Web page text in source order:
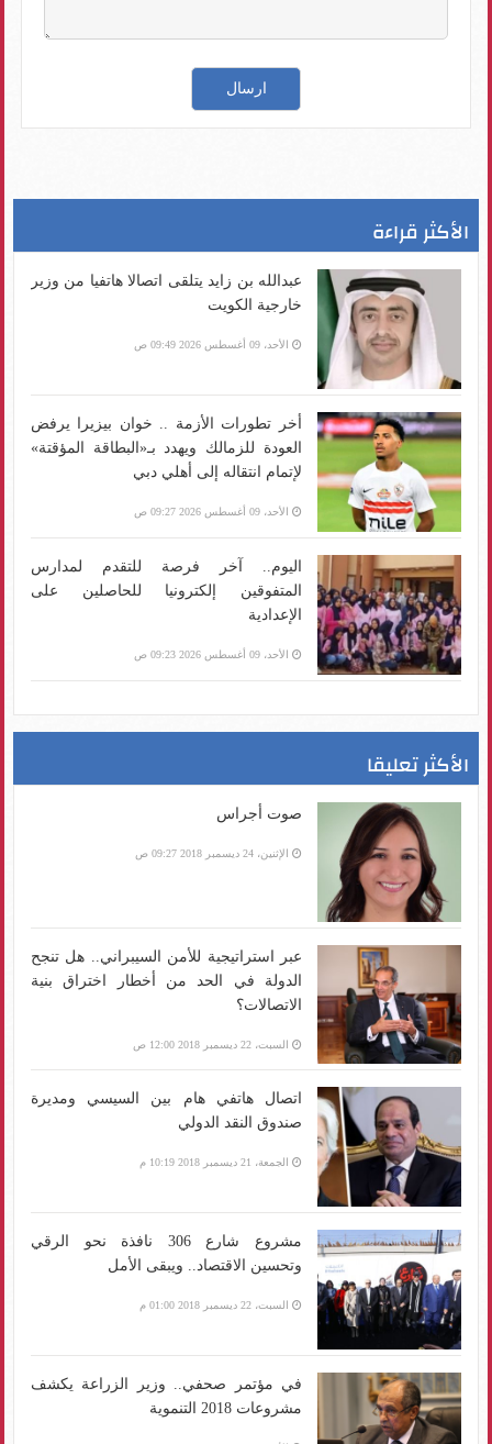
الأكثر قراءة
عبدالله بن زايد يتلقى اتصالا هاتفيا من وزير
خارجية الكويت
الأحد، 09 أغسطس 2026 09:49 ص
أخر تطورات الأزمة .. خوان بيزيرا يرفض
العودة للزمالك ويهدد بـ«البطاقة المؤقتة»
لإتمام انتقاله إلى أهلي دبي
الأحد، 09 أغسطس 2026 09:27 ص
اليوم.. آخر فرصة للتقدم لمدارس
المتفوقين إلكترونيا للحاصلين على
الإعدادية
الأحد، 09 أغسطس 2026 09:23 ص
الأكثر تعليقا
صوت أجراس
الإثنين، 24 ديسمبر 2018 09:27 ص
عبر استراتيجية للأمن السيبراني.. هل تنجح
الدولة في الحد من أخطار اختراق بنية
الاتصالات؟
السبت، 22 ديسمبر 2018 12:00 ص
اتصال هاتفي هام بين السيسي ومديرة
صندوق النقد الدولي
الجمعة، 21 ديسمبر 2018 10:19 م
مشروع شارع 306 نافذة نحو الرقي
وتحسين الاقتصاد.. ويبقى الأمل
السبت، 22 ديسمبر 2018 01:00 م
في مؤتمر صحفي.. وزير الزراعة يكشف
مشروعات 2018 التنموية